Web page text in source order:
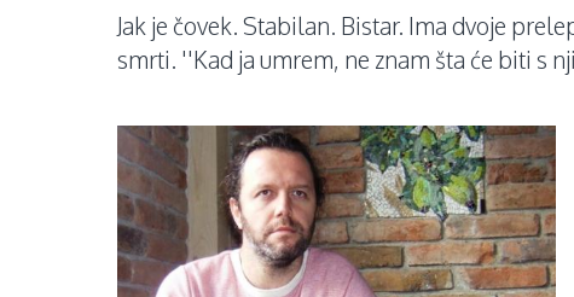
Jak je čovek. Stabilan. Bistar. Ima dvoje
smrti. ''Kad ja umrem, ne znam šta će biti s